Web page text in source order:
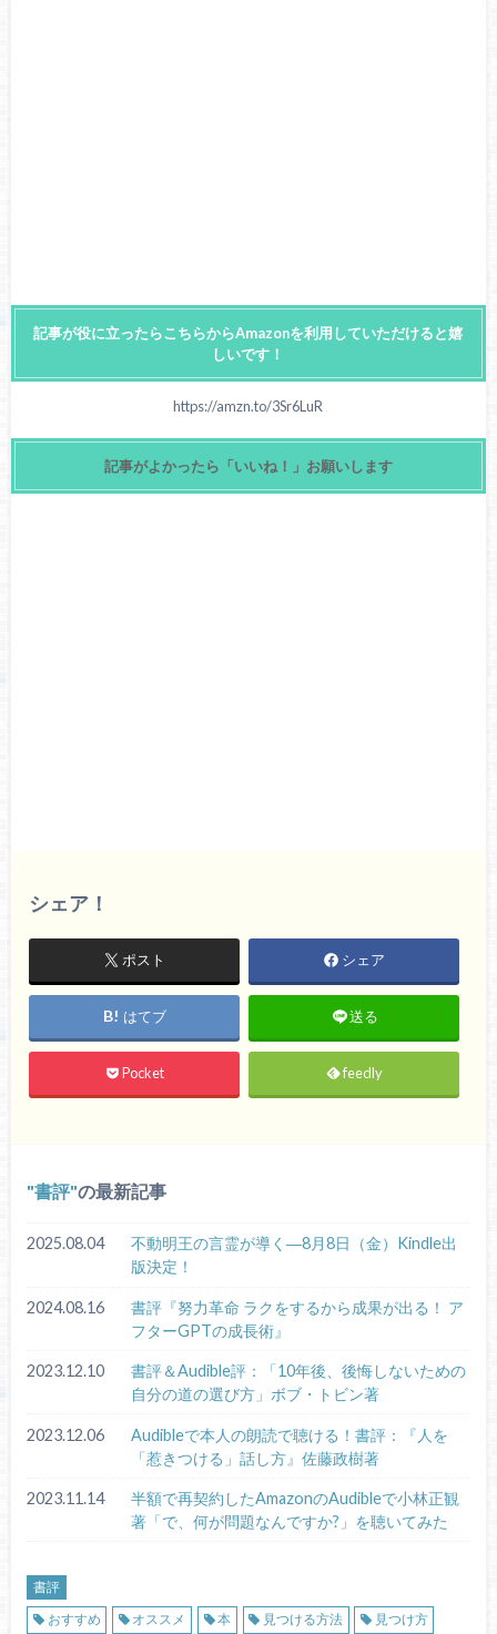
記事が役に立ったらこちらからAmazonを利用していただけると嬉
しいです！
https://amzn.to/3Sr6LuR
記事がよかったら「いいね！」お願いします
シェア！
ポスト シェア
はてブ 送る
Pocket feedly
書評 の最新記事
2025.08.04
不動明王の言霊が導く―8月8日（金）Kindle出
版決定！
2024.08.16
書評『努力革命 ラクをするから成果が出る！ ア
フターGPTの成長術』
2023.12.10
書評＆Audible評：「10年後、後悔しないための
自分の道の選び方」ボブ・トビン著
2023.12.06
Audibleで本人の朗読で聴ける！書評：『人を
「惹きつける」話し方』佐藤政樹著
2023.11.14
半額で再契約したAmazonのAudibleで小林正観
著「で、何が問題なんですか?」を聴いてみた
書評
おすすめ
オススメ 本 見つける方法 見つけ方